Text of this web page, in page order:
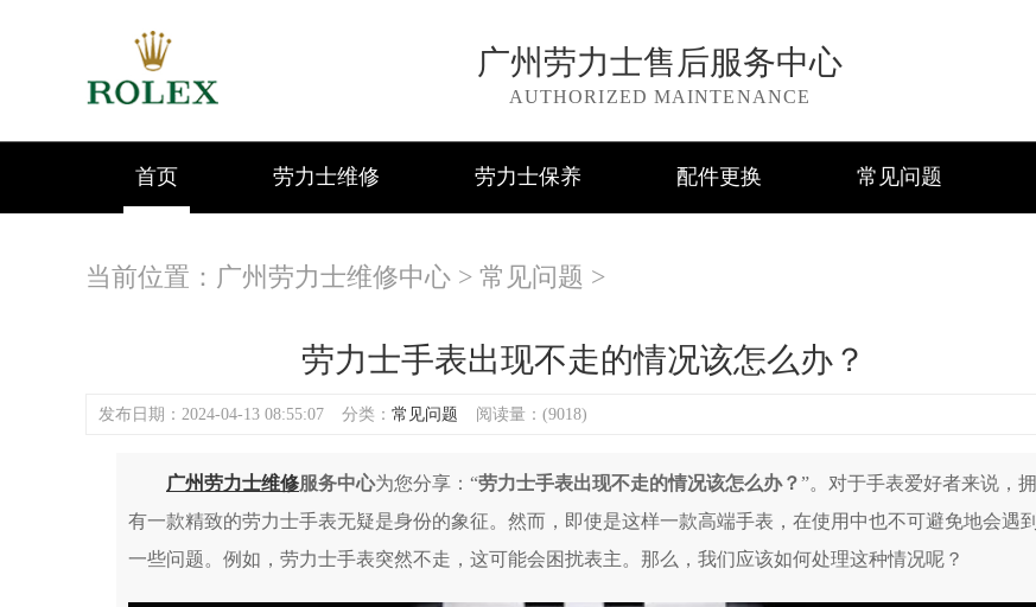
广州劳力士售后服务中心
AUTHORIZED MAINTENANCE
首页 劳力士维修 劳力士保养 配件更换 常见问题
当前位置： 广州劳力士维修中心 > 常见问题 >
劳力士手表出现不走的情况该怎么办？
发布日期：2024-04-13 08:55:07 分类： 常见问题 阅读量：(9018)
广州劳力士维修服务中心为您分享：“劳力士手表出现不走的情况该怎么办？”。对于手表爱好者来说，拥
有一款精致的劳力士手表无疑是身份的象征。然而，即使是这样一款高端手表，在使用中也不可避免地会遇到
一些问题。例如，劳力士手表突然不走，这可能会困扰表主。那么，我们应该如何处理这种情况呢？